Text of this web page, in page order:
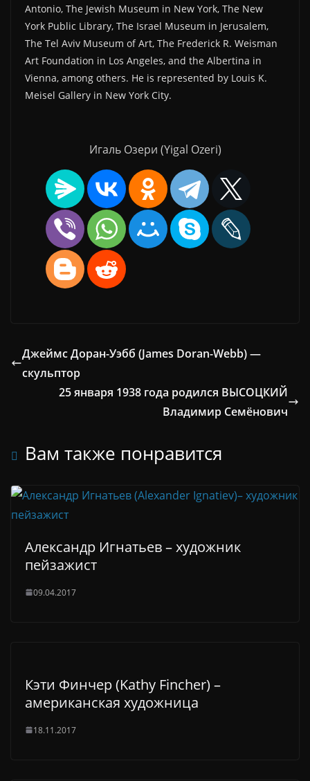
Antonio, The Jewish Museum in New York, The New
York Public Library, The Israel Museum in Jerusalem,
The Tel Aviv Museum of Art, The Frederick R. Weisman
Art Foundation in Los Angeles, and the Albertina in
Vienna, among others. He is represented by Louis K.
Meisel Gallery in New York City.
Игаль Озери (Yigal Ozeri)
Джеймс Доран-Уэбб (James Doran-Webb) —
скульптор
25 января 1938 года родился ВЫСОЦКИЙ
Владимир Семёнович
Вам также понравится
Александр Игнатьев – художник
пейзажист
09.04.2017
Кэти Финчер (Kathy Fincher) –
американская художница
18.11.2017